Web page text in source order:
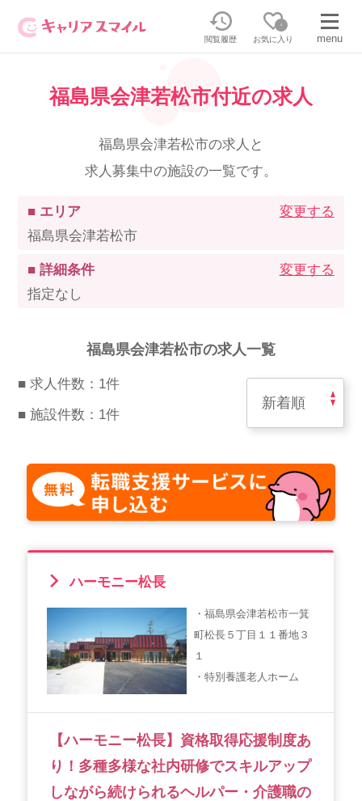
閲覧履歴
0
お気に入り menu
無料相談・お問い合わせはこちら
無料転職相談・お問い合わせの内容を
正社員／パートで働く
派遣で働く
その他のお問い合わせ
正社員・パートの求人を探す
紹介会社を使うメリットについて
介護・看護のお仕事について
利用者の声
WEB勤怠
支店連絡先一覧
会社概要 個人情報保護方針 利用規約
お知らせ 採用担当者様へ サイトマップ
福島県会津若松市付近の求人
福島県会津若松市の求人と
求人募集中の施設の一覧です。
■ エリア
福島県会津若松市
変更する
■ 詳細条件
指定なし
変更する
福島県会津若松市の求人一覧
■ 求人件数：1件
■ 施設件数：1件
ハーモニー松長
・福島県会津若松市一箕
町松長５丁目１１番地３
１
・特別養護老人ホーム
【ハーモニー松長】資格取得応援制度あ
り！多種多様な社内研修でスキルアップ
しながら続けられるヘルパー・介護職の